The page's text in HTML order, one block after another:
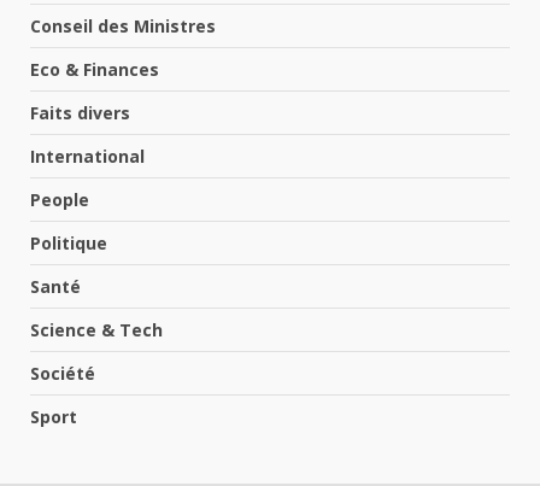
Conseil des Ministres
Eco & Finances
Faits divers
International
People
Politique
Santé
Science & Tech
Société
Sport